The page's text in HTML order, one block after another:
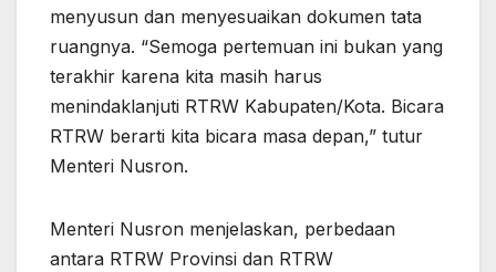
menyusun dan menyesuaikan dokumen tata
ruangnya. “Semoga pertemuan ini bukan yang
terakhir karena kita masih harus
menindaklanjuti RTRW Kabupaten/Kota. Bicara
RTRW berarti kita bicara masa depan,” tutur
Menteri Nusron.
Menteri Nusron menjelaskan, perbedaan
antara RTRW Provinsi dan RTRW